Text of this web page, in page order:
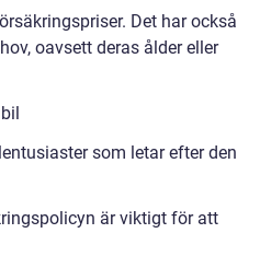
Det har också
oavsett deras ålder eller
som letar efter den
är viktigt för att